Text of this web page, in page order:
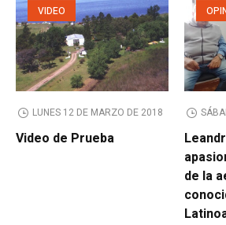
VIDEO
LUNES 12 DE MARZO DE 2018
Video de Prueba
de la